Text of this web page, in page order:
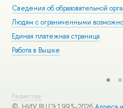
Сведения об образовательной
Людям с ограниченными
Единая платежная страница
Работа в Вышке
Редактору